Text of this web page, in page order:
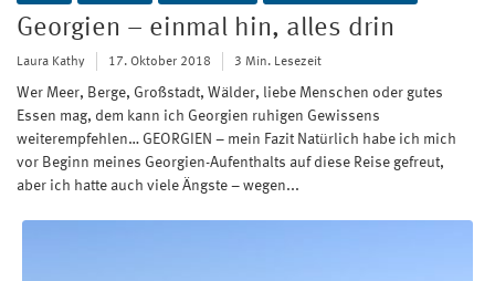
Georgien – einmal hin, alles drin
Laura Kathy 17. Oktober 2018 3 Min. Lesezeit
Wer Meer, Berge, Großstadt, Wälder, liebe Menschen oder gutes
Essen mag, dem kann ich Georgien ruhigen Gewissens
weiterempfehlen… GEORGIEN – mein Fazit Natürlich habe ich mich
vor Beginn meines Georgien-Aufenthalts auf diese Reise gefreut,
aber ich hatte auch viele Ängste – wegen...